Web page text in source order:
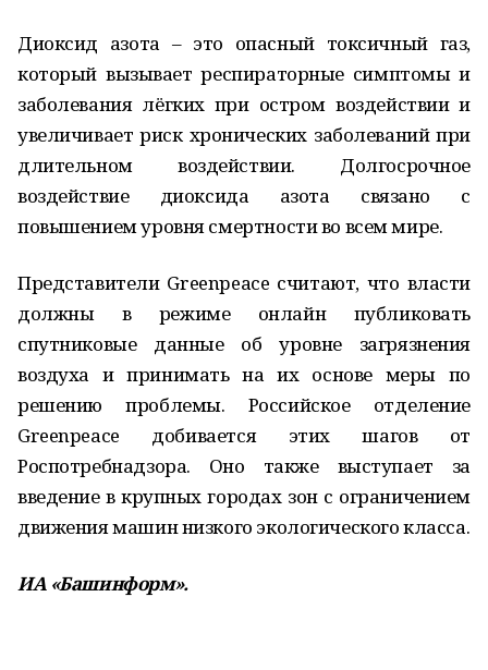
Диоксид азота – это опасный токсичный газ,
который вызывает респираторные симптомы и
заболевания лёгких при остром воздействии и
увеличивает риск хронических заболеваний при
длительном воздействии. Долгосрочное
воздействие диоксида азота связано с
повышением уровня смертности во всем мире.
Представители Greenpeace считают, что власти
должны в режиме онлайн публиковать
спутниковые данные об уровне загрязнения
воздуха и принимать на их основе меры по
решению проблемы. Российское отделение
Greenpeace добивается этих шагов от
Роспотребнадзора. Оно также выступает за
введение в крупных городах зон с ограничением
движения машин низкого экологического класса.
ИА «Башинформ».